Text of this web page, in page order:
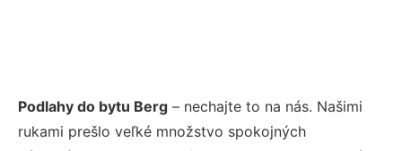
Podlahy do bytu Berg – nechajte to na nás. Našimi
rukami prešlo veľké množstvo spokojných